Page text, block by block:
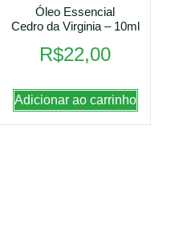
Óleo Essencial
Cedro da Virginia – 10ml
R$22,00
Adicionar ao carrinho